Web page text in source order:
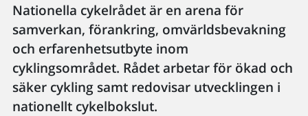
Nationella cykelrådet är en arena för
samverkan, förankring, omvärldsbevakning
och erfarenhetsutbyte inom
cyklingsområdet. Rådet arbetar för ökad och
säker cykling samt redovisar utvecklingen i
nationellt cykelbokslut.